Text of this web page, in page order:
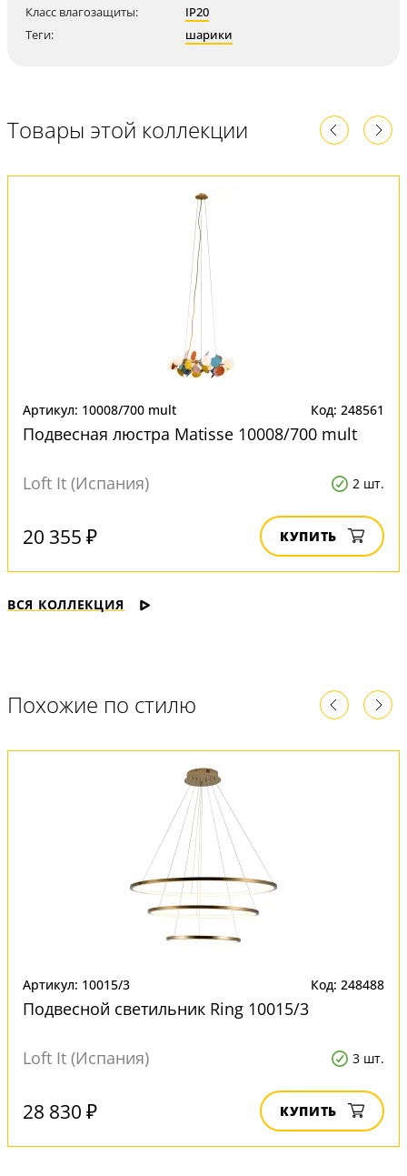
Класс влагозащиты:
IP20
Теги:
шарики
Товары этой коллекции
Артикул: 10008/700 mult Код: 248561
Подвесная люстра Matisse 10008/700 mult
Loft It (Испания) 2 шт.
20 355 ₽ КУПИТЬ
ВСЯ КОЛЛЕКЦИЯ
Похожие по стилю
Артикул: 10015/3 Код: 248488
Подвесной светильник Ring 10015/3
Loft It (Испания) 3 шт.
28 830 ₽ КУПИТЬ